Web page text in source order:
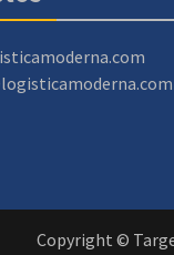
Copyright ©